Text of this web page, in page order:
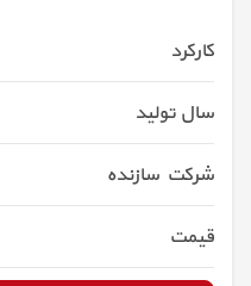
کارکرد
سال تولید
شرکت سازنده
قیمت